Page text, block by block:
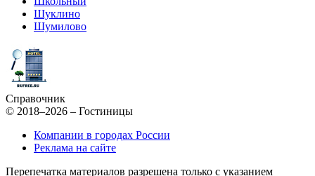
Шуклино
Шумилово
Справочник
© 2018–2026 – Гостиницы
Компании в городах России
Реклама на сайте
Перепечатка материалов разрешена только с указанием